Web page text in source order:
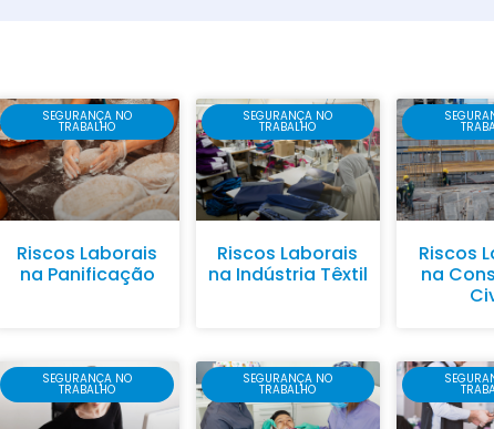
SEGURANÇA NO
TRABALHO
Riscos Laborais
na Panificação
SEGURANÇA NO
TRABALHO
Riscos Laborais
na Indústria Têxtil
Riscos
na
SEGURANÇA NO
TRABALHO
SEGURANÇA NO
TRABALHO